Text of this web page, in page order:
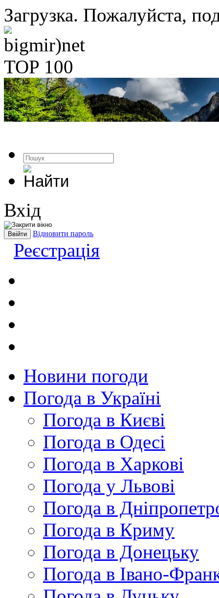
Загрузка. Пожалуйста,
Вхід
Відновити пароль
Реєстрація
Новини погоди
Погода в Україні
Погода в Києві
Погода в Одесі
Погода в Харкові
Погода у Львові
Погода в
Погода в Криму
Погода в Донецьку
Погода в Івано-